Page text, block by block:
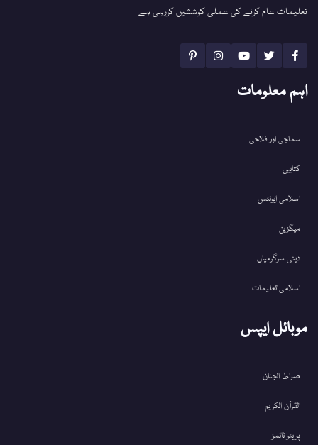
تعلیمات عام کرنے کی عملی کوششیں کررہی ہے
اہم معلومات
سماجی اور فلاحی
کتابیں
اسلامی ایونٹس
میگزین
دینی سرگرمیاں
اسلامی تعلیمات
موبائل ایپس
صراط الجنان
القرآن الکریم
پریئر ٹائمز